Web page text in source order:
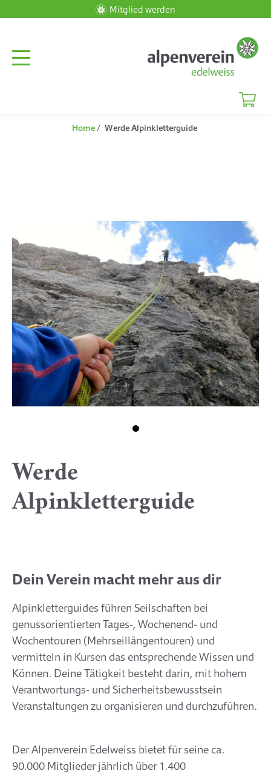
Mitglied werden
Home Werde Alpinkletterguide
Werde
Alpinkletterguide
Dein Verein macht mehr aus dir
Alpinkletterguides führen Seilschaften bei
genussorientierten Tages-, Wochenend- und
Wochentouren (Mehrseillängentouren) und
vermitteln in Kursen das entsprechende Wissen und
Können. Deine Tätigkeit besteht darin, mit hohem
Verantwortungs- und Sicherheitsbewusstsein
Veranstaltungen zu organisieren und durchzuführen.
Der Alpenverein Edelweiss bietet für seine ca.
90.000 Mitglieder jährlich über 1.400